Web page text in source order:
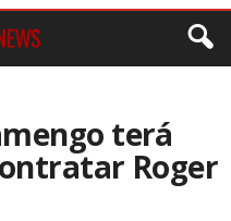
terá
Roger